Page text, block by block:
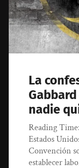
La
nadie
Reading
Estados
Convención
establecer